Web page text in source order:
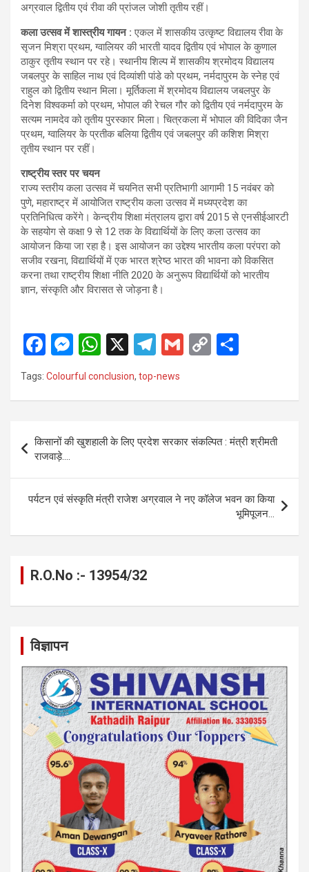
अग्रवाल द्वितीय एवं रीवा की प्रांजल जोशी तृतीय रहीं।
कला उत्सव में शास्त्रीय गायन : एकल में शासकीय उत्कृष्ट विद्यालय रीवा के
सृजन मिश्रा प्रथम, ग्वालियर की भारती यादव द्वितीय एवं भोपाल के कुणाल
ठाकुर तृतीय स्थान पर रहे। स्थानीय शिल्प में शासकीय श्रमोदय विद्यालय
जबलपुर के साहिल नाथ एवं दिव्यांशी पांडे को प्रथम, नर्मदापुरम के स्नेह एवं
राहुल को द्वितीय स्थान मिला। मूर्तिकला में श्रमोदय विद्यालय जबलपुर के
दिनेश विश्वकर्मा को प्रथम, भोपाल की रेचल गौर को द्वितीय एवं नर्मदापुरम के
सत्यम नामदेव को तृतीय पुरस्कार मिला। चित्रकला में भोपाल की विदिका जैन
प्रथम, ग्वालियर के प्रतीक बलिया द्वितीय एवं जबलपुर की कशिश मिश्रा
तृतीय स्थान पर रहीं।
राष्ट्रीय स्तर पर चयन
राज्य स्तरीय कला उत्सव में चयनित सभी प्रतिभागी आगामी 15 नवंबर को
पुणे, महाराष्ट्र में आयोजित राष्ट्रीय कला उत्सव में मध्यप्रदेश का
प्रतिनिधित्व करेंगे। केन्द्रीय शिक्षा मंत्रालय द्वारा वर्ष 2015 से एनसीईआरटी
के सहयोग से कक्षा 9 से 12 तक के विद्यार्थियों के लिए कला उत्सव का
आयोजन किया जा रहा है। इस आयोजन का उद्देश्य भारतीय कला परंपरा को
सजीव रखना, विद्यार्थियों में एक भारत श्रेष्ठ भारत की भावना को विकसित
करना तथा राष्ट्रीय शिक्षा नीति 2020 के अनुरूप विद्यार्थियों को भारतीय
ज्ञान, संस्कृति और विरासत से जोड़ना है।
F
a
ce
o
o
k
M
es
se
g
er
W
h
at
A
p
X
T
e
a
G
C
n
Tags: Colourful conclusion, top-news
navigation
किसानों की खुशहाली के लिए प्रदेश सरकार संकल्पित : मंत्री श्रीमती
राजवाड़े….
पर्यटन एवं संस्कृति मंत्री राजेश अग्रवाल ने नए कॉलेज भवन का किया
भूमिपूजन…
R.O.No :- 13954/32
विज्ञापन